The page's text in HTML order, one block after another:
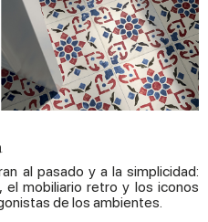
al pasado y a la simplicidad:
mobiliario retro y los iconos
de los ambientes.